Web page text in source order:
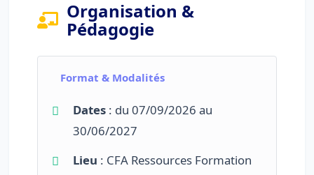
Organisation &
Pédagogie
Format & Modalités
Dates : du 07/09/2026 au
30/06/2027
Lieu : CFA Ressources Formation